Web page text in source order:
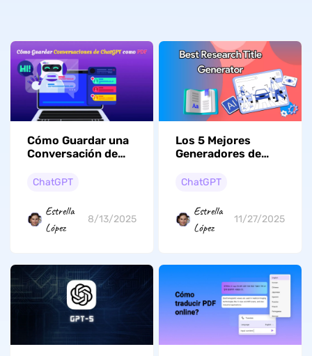
Cómo Guardar una
Conversación de
[3 Métodos Simples
ChatGPT
Estrella
López
8/13/2025
Los 5 Mejores
Generadores de
Investigación con
ChatGPT
Estrella
López
11/27/2025